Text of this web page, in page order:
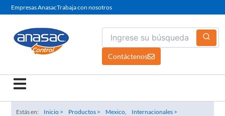
al
Empresas AnasacTrabaja con nosotros
Contáctenos
Estás en: Inicio > Productos > Mexico,
Internacionales >